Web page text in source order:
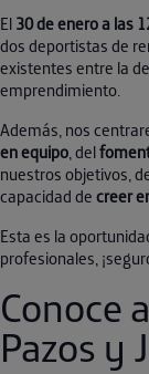
El 30 de enero a las
dos deportistas de
existentes entre la
emprendimiento.
Además, nos
en equipo, del
nuestros objetivos,
capacidad de creer
Esta es la
profesionales,
Conoce
Pazos y